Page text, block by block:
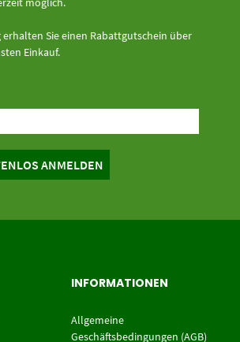
Sie einen Rabattgutschein über
Einkauf.
INFORMATIONEN
Allgemeine
Geschäftsbedingungen (AGB)